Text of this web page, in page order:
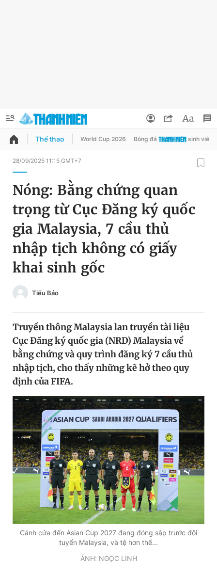
QUẢNG CÁO ĐẶT BÁO
Chuyên mục
Chuyên mục khác
Chào ngày mới Tin 24h
Sản phẩm khác
Tiện ích Bạn cần biết
Thông tin tòa soạn Liên hệ quảng cáo
Đọc Thanh Niên trên điện thoại
Theo dõi báo trên
Liên hệ quảng cáo
Đổi mật khẩu
Tin đã lưu
Đăng xuất
Thể thao World Cup 2026 Bóng đá sinh viên
28/09/2025 11:15 GMT+7
Nóng: Bằng chứng quan
trọng từ Cục Đăng ký quốc
gia Malaysia, 7 cầu thủ
nhập tịch không có giấy
khai sinh gốc
Tiểu Bảo
Truyền thông Malaysia lan truyền tài liệu
Cục Đăng ký quốc gia (NRD) Malaysia về
bằng chứng và quy trình đăng ký 7 cầu thủ
nhập tịch, cho thấy những kẽ hở theo quy
định của FIFA.
Cánh cửa đến Asian Cup 2027 đang đóng sập trước đội
tuyển Malaysia, và tệ hơn thế...
ẢNH: NGỌC LINH